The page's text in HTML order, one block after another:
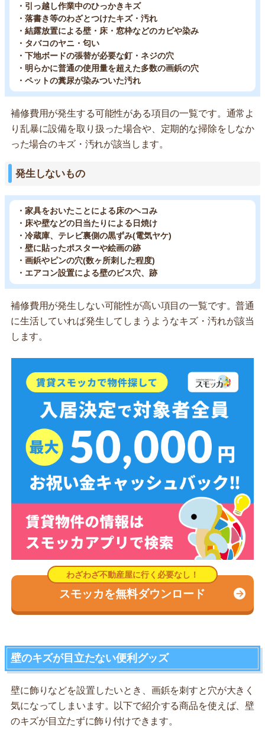
・引っ越し作業中のひっかきキズ
・落書き等のわざとつけたキズ・汚れ
・結露放置による壁・床・窓枠などのカビや染み
・タバコのヤニ・匂い
・下地ボードの張替が必要な釘・ネジの穴
・明らかに普通の使用量を超えた多数の画鋲の穴
・ペットの糞尿が染みついた汚れ
補修費用が発生する可能性がある項目の一覧です。通常よ
り乱暴に設備を取り扱った場合や、定期的な掃除をしなか
った場合のキズ・汚れが該当します。
発生しないもの
・家具をおいたことによる床のヘコみ
・床や壁などの日当たりによる日焼け
・冷蔵庫、テレビ裏側の黒ずみ(電気ヤケ)
・壁に貼ったポスターや絵画の跡
・画鋲やピンの穴(数ヶ所刺した程度)
・エアコン設置による壁のビス穴、跡
補修費用が発生しない可能性が高い項目の一覧です。普通
に生活していれば発生してしまうようなキズ・汚れが該当
します。
スモッカを無料ダウンロード
壁のキズが目立たない便利グッズ
壁に飾りなどを設置したいとき、画鋲を刺すと穴が大きく
気になってしまいます。以下で紹介する商品を使えば、壁
のキズが目立たずに飾り付けできます。